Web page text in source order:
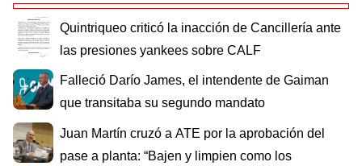
Quintriqueo criticó la inacción de Cancillería ante
las presiones yankees sobre CALF
Falleció Darío James, el intendente de Gaiman
que transitaba su segundo mandato
Juan Martín cruzó a ATE por la aprobación del
pase a planta: “Bajen y limpien como los